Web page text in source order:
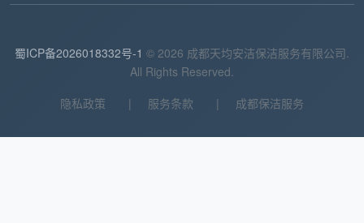
高空与危险悬空作业 ：凡是涉及到身体探出窗户外的
外侧玻璃、户外空调外机、顶楼大露台装饰物，一律
拒做。
吊顶类危险除尘：超大的水晶灯、各类材质的天花板
蜀ICP备2026018332号-1 © 2026 成都天均安洁保洁服务有限公司.
All Rights Reserved.
隐私政策
| 服务条款 | 成都保洁服务